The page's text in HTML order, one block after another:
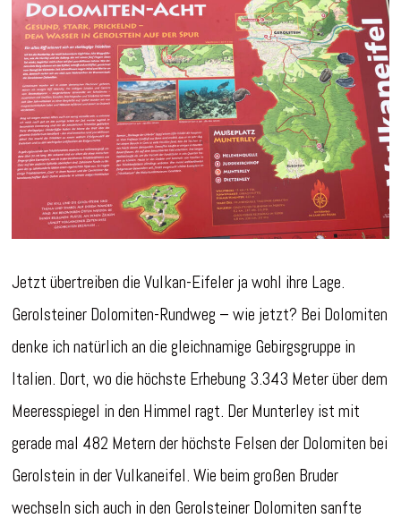
Jetzt übertreiben die Vulkan-Eifeler ja wohl ihre Lage.
Gerolsteiner Dolomiten-Rundweg – wie jetzt? Bei Dolomiten
denke ich natürlich an die gleichnamige Gebirgsgruppe in
Italien. Dort, wo die höchste Erhebung 3.343 Meter über dem
Meeresspiegel in den Himmel ragt. Der Munterley ist mit
gerade mal 482 Metern der höchste Felsen der Dolomiten bei
Gerolstein in der Vulkaneifel. Wie beim großen Bruder
wechseln sich auch in den Gerolsteiner Dolomiten sanfte